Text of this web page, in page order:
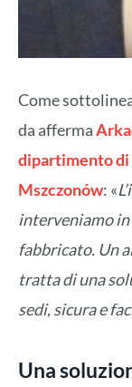
Come
da afferma
dipartimento di
Mszczonów: «
interveniamo
fabbricato. Un
tratta di una
sedi, sicura e
Una